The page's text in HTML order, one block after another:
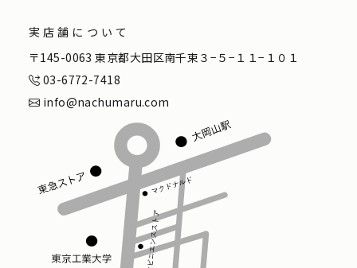
実店舗について
〒145-0063 東京都大田区南千束３−５−１１−１０１
03-6772-7418
info@nachumaru.com